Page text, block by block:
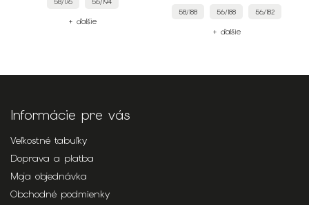
58/176 56/194
+ ďalšie
58/188 56/188 56/182
+ ďalšie
Informácie pre vás
Veľkostné tabuľky
Doprava a platba
Moja objednávka
Obchodné podmienky